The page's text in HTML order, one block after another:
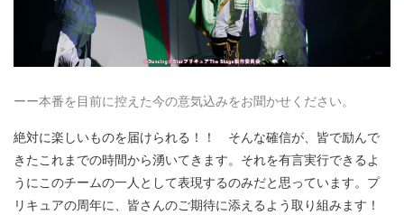
ーー本番を目前に控えた今の意気込みをお聞かせください。
絶対に楽しいものを届けられる！！ そんな確信が、皆で励んで
きたこれまでの時間から湧いてきます。それを有言実行できるよ
うにこのチームの一人として表現するのみだと思っています。プ
リキュアの周年に、皆さんのご期待に添えるよう取り組みます！